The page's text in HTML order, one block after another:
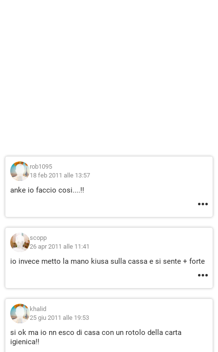
rob1095
18 feb 2011 alle 13:57
anke io faccio cosi....!!
scopp
26 apr 2011 alle 11:41
io invece metto la mano kiusa sulla cassa e si sente + forte
khalid
25 giu 2011 alle 19:53
si ok ma io nn esco di casa con un rotolo della carta
igienica!!